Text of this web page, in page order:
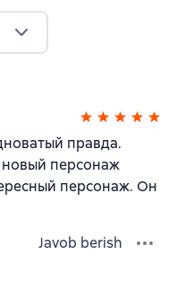
правда.
персонаж
персонаж. Он
Javob berish